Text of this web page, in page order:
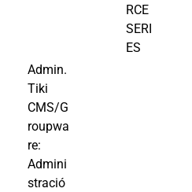
RCE
SERI
ES
Admin.
Tiki
CMS/G
roupwa
re:
Admini
stració